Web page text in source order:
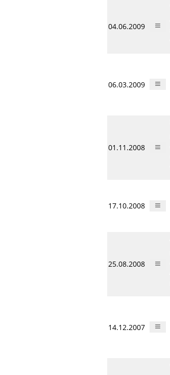
04.06.2009
06.03.2009
01.11.2008
17.10.2008
25.08.2008
14.12.2007